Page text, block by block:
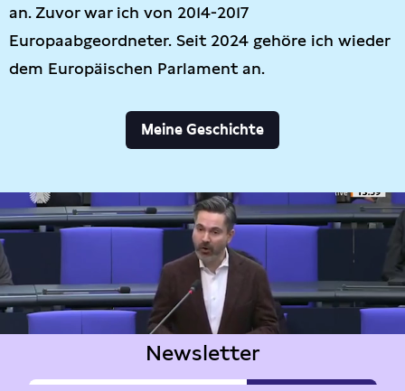
an. Zuvor war ich von 2014-2017
Europaabgeordneter. Seit 2024 gehöre ich wieder
dem Europäischen Parlament an.
Meine Geschichte
Newsletter